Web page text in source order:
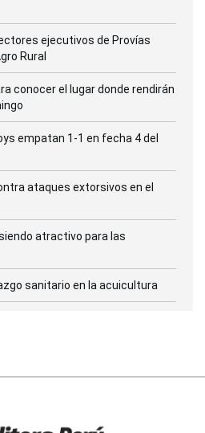
ejecutivos de Provías
Rural
conocer el lugar donde rendirán
empatan 1-1 en fecha 4 del
ataques extorsivos en el
atractivo para las
sanitario en la acuicultura